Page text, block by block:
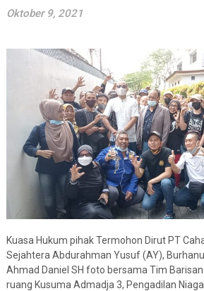
Oktober 9, 2021
Kuasa Hukum pihak Termohon Dirut PT
Sejahtera Abdurahman Yusuf (AY),
Ahmad Daniel SH foto bersama Tim Barisan
ruang Kusuma Admadja 3, Pengadilan